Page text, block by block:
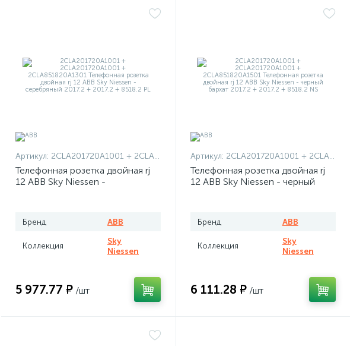
Артикул: 2CLA201720A1001 + 2CLA201720A1001 + 2CLA851820A1301
Телефонная розетка двойная rj
12 ABB Sky Niessen -
Бренд ABB
Коллекция
Sky
Niessen
5 977.77 ₽ /шт
Артикул: 2CLA201720A1001 + 2CLA201720A1001 + 2CLA851820A1501
Телефонная розетка двойная rj
12 ABB Sky Niessen - черный
Бренд ABB
Коллекция
Sky
Niessen
6 111.28 ₽ /шт